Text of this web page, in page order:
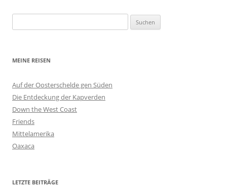
nach:
MEINE REISEN
Auf der Oosterschelde gen Süden
Die Entdeckung der Kapverden
Down the West Coast
Friends
Mittelamerika
Oaxaca
LETZTE BEITRÄGE